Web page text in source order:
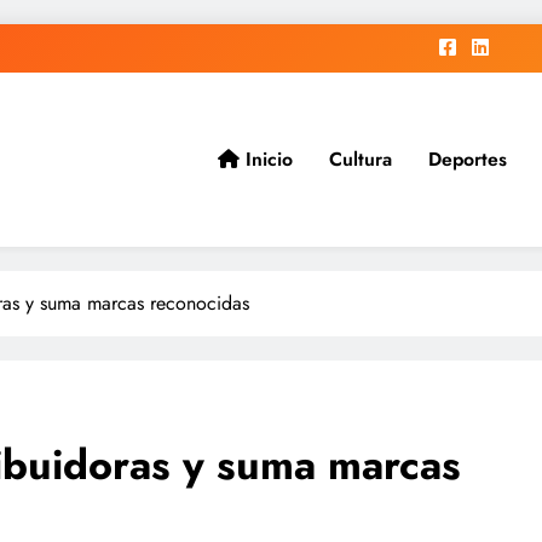
Inicio Cultura Deportes
y suma marcas reconocidas
y suma marcas